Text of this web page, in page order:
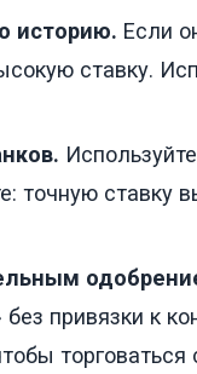
историю. Если
ставку.
точную ставку
привязки к
торговаться